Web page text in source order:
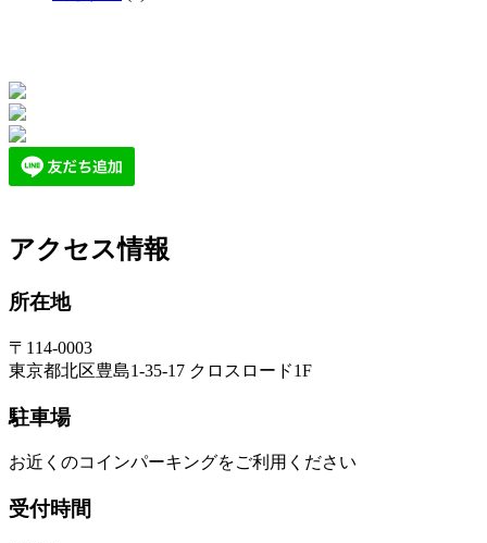
アクセス情報
所在地
〒114-0003
東京都北区豊島1-35-17 クロスロード1F
駐車場
お近くのコインパーキングをご利用ください
受付時間